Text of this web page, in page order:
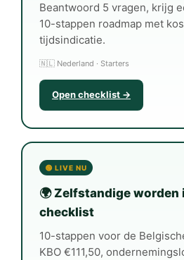
Beantwoord 5 vragen, krijg
10-stappen roadmap met
tijdsindicatie.
🇳🇱 Nederland · Starters
Open checklist →
🟢 LIVE NU
🌍 Zelfstandige worden
checklist
10-stappen voor de
KBO €111,50,